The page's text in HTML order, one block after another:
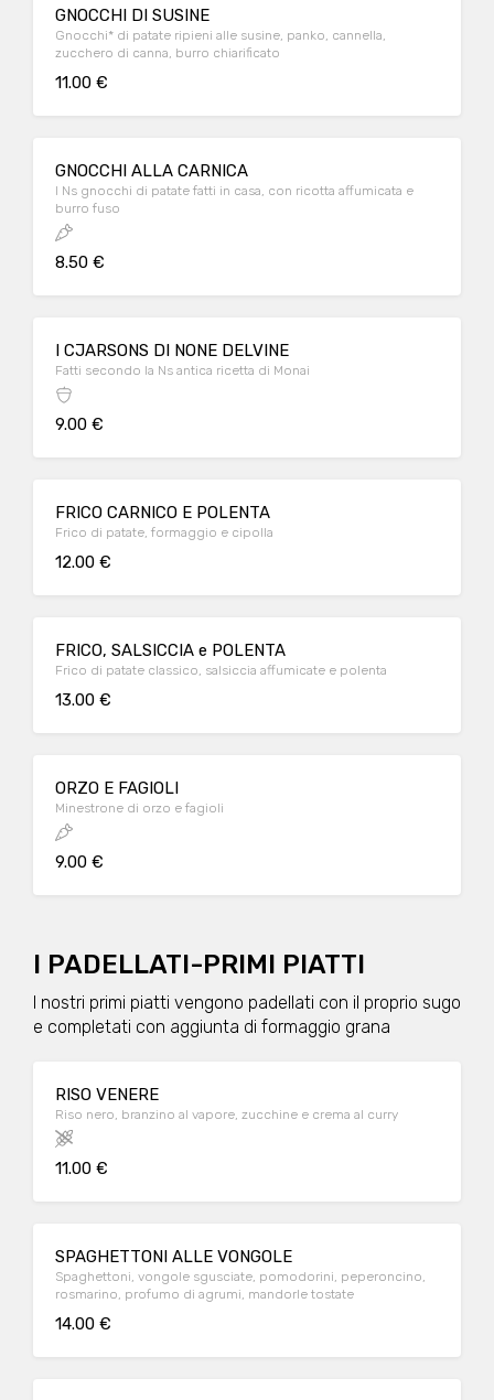
GNOCCHI DI SUSINE
Gnocchi* di patate ripieni alle susine, panko, cannella,
zucchero di canna, burro chiarificato
11.00 €
GNOCCHI ALLA CARNICA
I Ns gnocchi di patate fatti in casa, con ricotta affumicata e
burro fuso
8.50 €
I CJARSONS DI NONE DELVINE
Fatti secondo la Ns antica ricetta di Monai
9.00 €
FRICO CARNICO E POLENTA
Frico di patate, formaggio e cipolla
12.00 €
FRICO, SALSICCIA e POLENTA
Frico di patate classico, salsiccia affumicate e polenta
13.00 €
ORZO E FAGIOLI
Minestrone di orzo e fagioli
9.00 €
I PADELLATI-PRIMI PIATTI
I nostri primi piatti vengono padellati con il proprio sugo
e completati con aggiunta di formaggio grana
RISO VENERE
Riso nero, branzino al vapore, zucchine e crema al curry
11.00 €
SPAGHETTONI ALLE VONGOLE
Spaghettoni, vongole sgusciate, pomodorini, peperoncino,
rosmarino, profumo di agrumi, mandorle tostate
14.00 €